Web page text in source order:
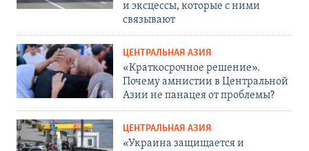
и эксцессы, которые с ними
связывают
ЦЕНТРАЛЬНАЯ АЗИЯ
«Краткосрочное решение».
Почему амнистии в Центральной
Азии не панацея от проблемы?
ЦЕНТРАЛЬНАЯ АЗИЯ
«Украина защищается и